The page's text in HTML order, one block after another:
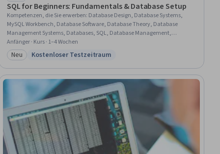
SQL for Beginners: Fundamentals & Database Setup
Kompetenzen, die Sie erwerben: Database Design, Database Systems,
MySQL Workbench, Database Software, Database Theory, Database
Management Systems, Databases, SQL, Database Management,
Relational Databases, Database Development, Database Architecture and
Administration, MySQL, Data Modeling, PostgreSQL, Data Mapping, Query
Languages, Data Manipulation, Transact-SQL, Data Analysis
Anfänger · Kurs · 1–4 Wochen
Kategorie: Neu
Neu Status: Kostenloser Testzeitraum
Kostenloser Testzeitraum